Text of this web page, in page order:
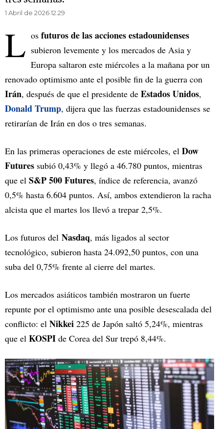
1 Abril de 2026 12.29
L os futuros de las acciones estadounidenses
subieron levemente y los mercados de Asia y
Europa saltaron este miércoles a la mañana por un
renovado optimismo ante el posible fin de la guerra con
Irán, después de que el presidente de Estados Unidos,
Donald Trump, dijera que las fuerzas estadounidenses se
retirarían de Irán en dos o tres semanas.
En las primeras operaciones de este miércoles, el Dow
Futures subió 0,43% y llegó a 46.780 puntos, mientras
que el S&P 500 Futures, índice de referencia, avanzó
0,5% hasta 6.604 puntos. Así, ambos extendieron la racha
alcista que el martes los llevó a trepar 2,5%.
Los futuros del Nasdaq, más ligados al sector
tecnológico, subieron hasta 24.092,50 puntos, con una
suba del 0,75% frente al cierre del martes.
Los mercados asiáticos también mostraron un fuerte
repunte por el optimismo ante una posible desescalada del
conflicto: el Nikkei 225 de Japón saltó 5,24%, mientras
que el KOSPI de Corea del Sur trepó 8,44%.